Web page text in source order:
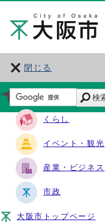
閉じる
サイト・ナビ
くらし
イベント・観光
産業・ビジネス
市政
大阪市トップページ
検